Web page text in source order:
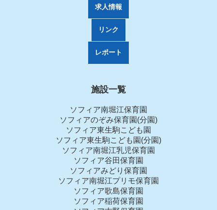
求人情報
リンク
レポート
施設一覧
ソフィア南堀江保育園
ソフィアのぞみ保育園(分園)
ソフィア東生駒こども園
ソフィア東生駒こども園(分園)
ソフィア南堀江乳児保育園
ソフィア谷田保育園
ソフィアみどり保育園
ソフィア南堀江プリモ保育園
ソフィア歌島保育園
ソフィア稲荷保育園